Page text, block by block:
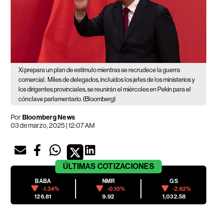
Xi prepara un plan de estímulo mientras se recrudece la guerra
comercial. Miles de delegados, incluidos los jefes de los ministerios y
los dirigentes provinciales, se reunirán el miércoles en Pekín para el
cónclave parlamentario. (Bloomberg)
PorBloomberg News
03 de marzo, 2025 | 12:07 AM
ÚLTIMAS COTIZACIONES
BABA
-1.34%
126.81
NMR
-0.10%
9.92
GS
-2.62%
1,032.58